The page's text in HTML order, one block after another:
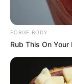
Hidden Sins:
Commit!
BRAINBERRIES
FORGE BODY
Rub This On Your